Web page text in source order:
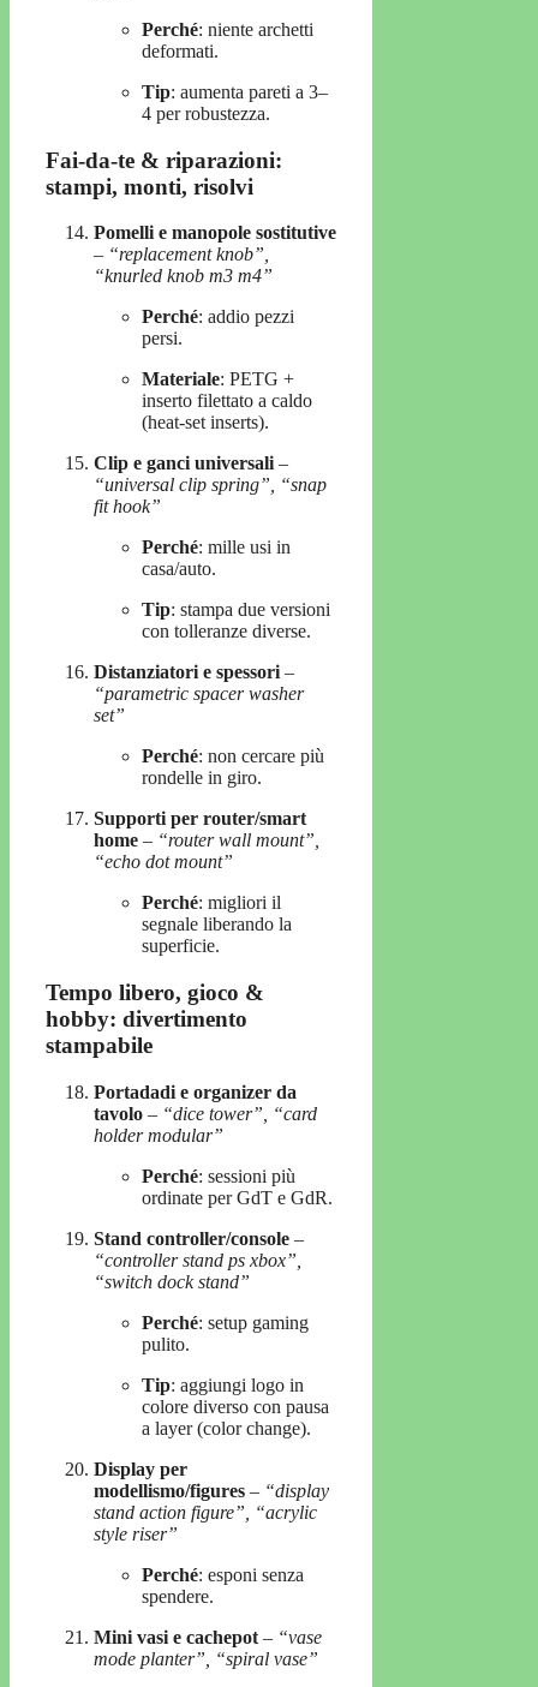
Perché: niente archetti
deformati.
Tip: aumenta pareti a 3–
4 per robustezza.
Fai-da-te & riparazioni:
stampi, monti, risolvi
Pomelli e manopole sostitutive
– “replacement knob”,
“knurled knob m3 m4”
Perché: addio pezzi
persi.
Materiale: PETG +
inserto filettato a caldo
(heat-set inserts).
Clip e ganci universali–
“universal clip spring”, “snap
fit hook”
Perché: mille usi in
casa/auto.
Tip: stampa due versioni
con tolleranze diverse.
Distanziatori e spessori–
“parametric spacer washer
set”
Perché: non cercare più
rondelle in giro.
Supporti per router/smart
home – “router wall mount”,
“echo dot mount”
Perché: migliori il
segnale liberando la
superficie.
Tempo libero, gioco &
hobby: divertimento
stampabile
Portadadi e organizer da
tavolo – “dice tower”, “card
holder modular”
Perché: sessioni più
ordinate per GdT e GdR.
Stand controller/console –
“controller stand ps xbox”,
“switch dock stand”
Perché: setup gaming
pulito.
Tip: aggiungi logo in
colore diverso con pausa
a layer (color change).
Display per
modellismo/figures – “display
stand action figure”, “acrylic
style riser”
Perché: esponi senza
spendere.
Mini vasi e cachepot – “vase
mode planter”, “spiral vase”